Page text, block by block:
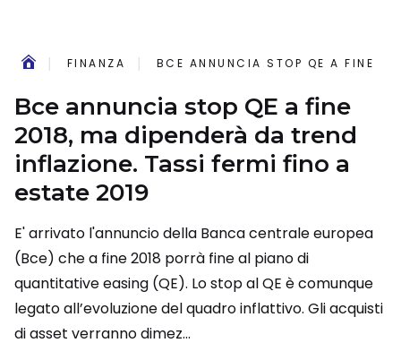
FINANZA BCE ANNUNCIA STOP QE A FINE
Bce annuncia stop QE a fine
2018, ma dipenderà da trend
inflazione. Tassi fermi fino a
estate 2019
E' arrivato l'annuncio della Banca centrale europea
(Bce) che a fine 2018 porrà fine al piano di
quantitative easing (QE). Lo stop al QE è comunque
legato all’evoluzione del quadro inflattivo. Gli acquisti
di asset verranno dimez...